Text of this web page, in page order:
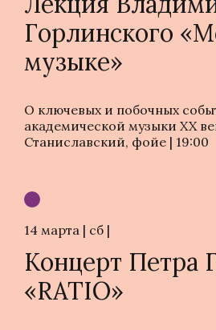
Горлинского
музыке»
О ключевых и побочных
академической музыки XX
Станиславский, фойе | 19:00
14 марта | сб |
Концерт Петра
«RATIO»